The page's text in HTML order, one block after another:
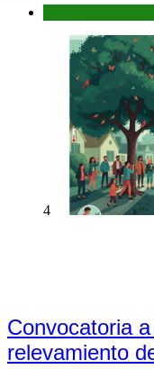
4
Convocatoria
relevamiento